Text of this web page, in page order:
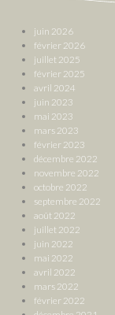
juin 2026
février 2026
juillet 2025
février 2025
avril 2024
juin 2023
mai 2023
mars 2023
février 2023
décembre 2022
novembre 2022
octobre 2022
septembre 2022
août 2022
juillet 2022
juin 2022
mai 2022
avril 2022
mars 2022
février 2022